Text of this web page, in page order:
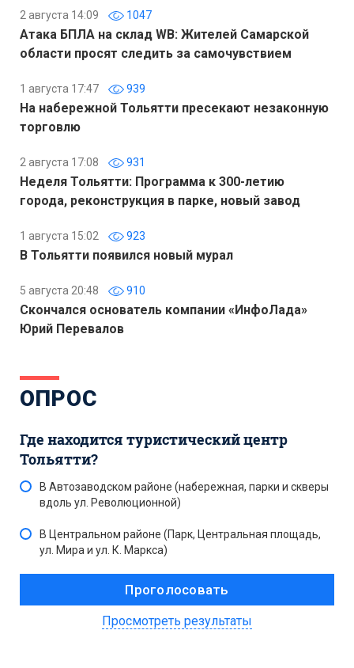
2 августа 14:09 1047
Атака БПЛА на склад WB: Жителей Самарской
области просят следить за самочувствием
1 августа 17:47 939
На набережной Тольятти пресекают незаконную
торговлю
2 августа 17:08 931
Неделя Тольятти: Программа к 300-летию
города, реконструкция в парке, новый завод
1 августа 15:02 923
В Тольятти появился новый мурал
5 августа 20:48 910
Скончался основатель компании «ИнфоЛада»
Юрий Перевалов
ОПРОС
Где находится туристический центр
Тольятти?
В Автозаводском районе (набережная, парки и скверы
вдоль ул. Революционной)
В Центральном районе (Парк, Центральная площадь,
ул. Мира и ул. К. Маркса)
Просмотреть результаты